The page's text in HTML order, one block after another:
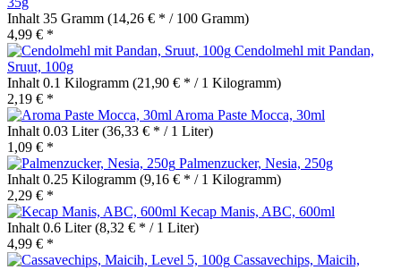
Inhalt 35 Gramm (14,26 € * / 100 Gramm)
4,99 € *
Cendolmehl mit Pandan,
Sruut, 100g
Inhalt 0.1 Kilogramm (21,90 € * / 1 Kilogramm)
2,19 € *
Aroma Paste Mocca, 30ml
Inhalt 0.03 Liter(36,33 € * / 1 Liter)
1,09 € *
Palmenzucker, Nesia, 250g
Inhalt 0.25 Kilogramm (9,16 € * / 1 Kilogramm)
2,29 € *
Kecap Manis, ABC, 600ml
Inhalt 0.6 Liter(8,32 € * / 1 Liter)
4,99 € *
Cassavechips, Maicih,